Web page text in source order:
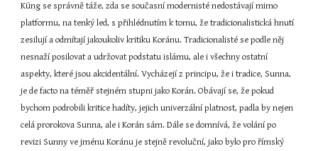
Küng se správně táže, zda se současní modernisté nedostávají mimo
platformu, na tenký led, s přihlédnutím k tomu, že tradicionalistická hnutí
zesilují a odmítají jakoukoliv kritiku Koránu. Tradicionalisté se podle něj
nesnaží posilovat a udržovat podstatu islámu, ale i všechny ostatní
aspekty, které jsou akcidentální. Vycházejí z principu, že i tradice, Sunna,
je de facto na téměř stejném stupni jako Korán. Obávají se, že pokud
bychom podrobili kritice hadíty, jejich univerzální platnost, padla by nejen
celá prorokova Sunna, ale i Korán sám. Dále se domnívá, že volání po
revizi Sunny ve jménu Koránu je stejně revoluční, jako bylo pro římský